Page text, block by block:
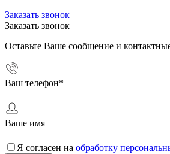
Заказать звонок
Заказать звонок
Оставьте Ваше сообщение и
Ваш телефон*
Ваше имя
Я согласен на обработку